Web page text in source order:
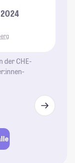
der CHE-